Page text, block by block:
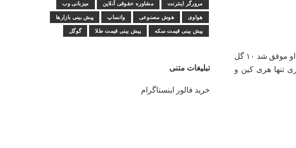
اما نقطه اوج درخشش این مهاجم در رقابت‌های لیگ قهرمانان اروپا می بود. او موفق شد ۱۰ گل
تنها هری کین و
مرورگر اینترنت مشاوره حقوقی آنلاین میزبانی وب
هواوی هوش مصنوعی واتساپ پیش بینی بازارها
پیش بینی قیمت سکه پیش بینی قیمت طلا گوگل
تبلیغات متنی
خرید فالور اینستاگرام